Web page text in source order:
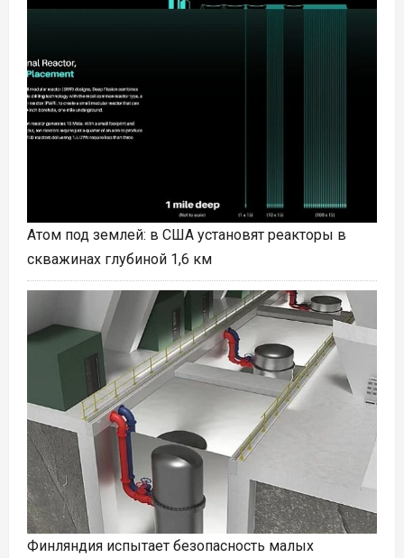
Атом под землей: в США установят реакторы в
скважинах глубиной 1,6 км
Финляндия испытает безопасность малых